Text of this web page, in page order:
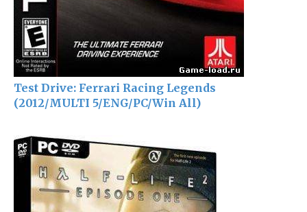
Test Drive: Ferrari Racing Legends
(2012/MULTI 5/ENG/PC/Win All)